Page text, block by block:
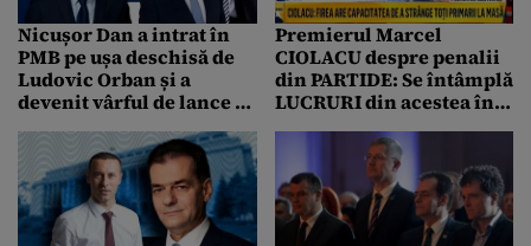
Nicușor Dan a intrat în
PMB pe ușa deschisă de
Ludovic Orban și a
devenit vârful de lance al
Florian Coldea
Premierul Marcel
CIOLACU despre penalii
din PARTIDE: Se întâmplă
LUCRURI din acestea în
este PARTIDUL, ce
decizie ia